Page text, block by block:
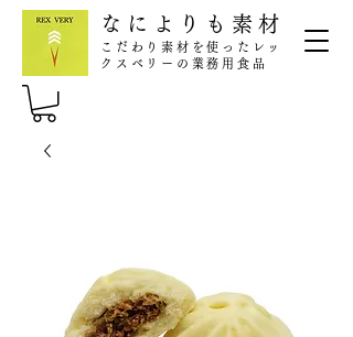
なによりも素材
こだわり素材を使ったレッ
クスベリーの業務用食品